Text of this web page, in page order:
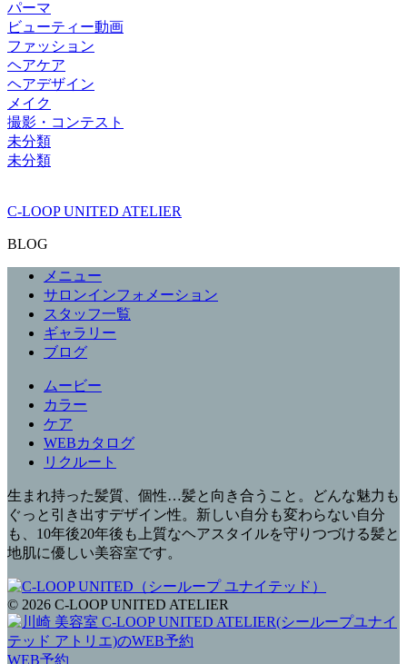
パーマ
ビューティー動画
ファッション
ヘアケア
ヘアデザイン
メイク
撮影・コンテスト
未分類
未分類
C-LOOP UNITED ATELIER
BLOG
メニュー
サロンインフォメーション
スタッフ一覧
ギャラリー
ブログ
ムービー
カラー
ケア
WEBカタログ
リクルート
生まれ持った髪質、個性…髪と向き合うこと。どんな魅力も
ぐっと引き出すデザイン性。新しい自分も変わらない自分
も、10年後20年後も上質なヘアスタイルを守りつづける髪と
地肌に優しい美容室です。
© 2026 C-LOOP UNITED ATELIER
WEB予約